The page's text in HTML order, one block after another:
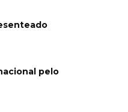
pelo